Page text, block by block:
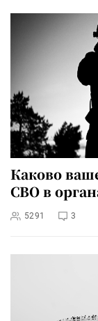
Каково
СВО в
5291 3